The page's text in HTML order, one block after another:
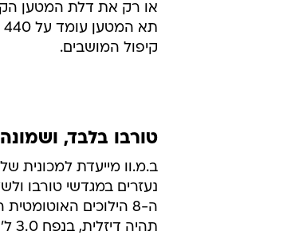
או רק את דלת המטען
קיפול המושבים.
טורבו בלבד, ושמונה
ב.מ.וו מייעדת למכונית
נעזרים במגדשי טורבו
ה-8 הילוכים